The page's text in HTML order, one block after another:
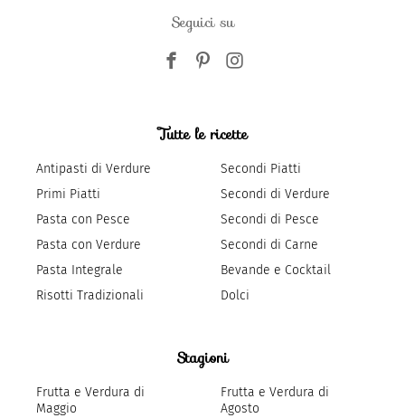
Seguici su
Tutte le ricette
Antipasti di Verdure
Primi Piatti
Pasta con Pesce
Pasta con Verdure
Pasta Integrale
Risotti Tradizionali
Secondi Piatti
Secondi di Verdure
Secondi di Pesce
Secondi di Carne
Bevande e Cocktail
Dolci
Stagioni
Frutta e Verdura di
Maggio
Frutta e Verdura di
Agosto